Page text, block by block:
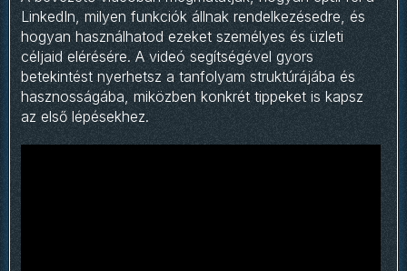
LinkedIn, milyen funkciók állnak rendelkezésedre, és
hogyan használhatod ezeket személyes és üzleti
céljaid elérésére. A videó segítségével gyors
betekintést nyerhetsz a tanfolyam struktúrájába és
hasznosságába, miközben konkrét tippeket is kapsz
az első lépésekhez.